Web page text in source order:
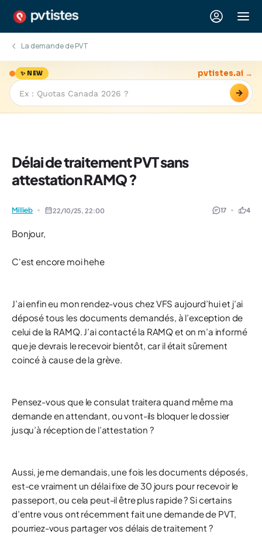
La demande de PVT
✨ NEW
→
pvtistes.ai →
Délai de traitement PVT sans
attestation RAMQ ?
Millieb 22/10/25,22:00 17 4
Bonjour,
C'est encore moi hehe
J’ai enfin eu mon rendez-vous chez VFS aujourd’hui et j’ai
déposé tous les documents demandés, à l’exception de
celui de la RAMQ. J’ai contacté la RAMQ et on m’a informé
que je devrais le recevoir bientôt, car il était sûrement
coincé à cause de la grève.
Pensez-vous que le consulat traitera quand même ma
demande en attendant, ou vont-ils bloquer le dossier
jusqu’à réception de l’attestation ?
Aussi, je me demandais, une fois les documents déposés,
est-ce vraiment un délai fixe de 30 jours pour recevoir le
passeport, ou cela peut-il être plus rapide ? Si certains
d’entre vous ont récemment fait une demande de PVT,
pourriez-vous partager vos délais de traitement ?